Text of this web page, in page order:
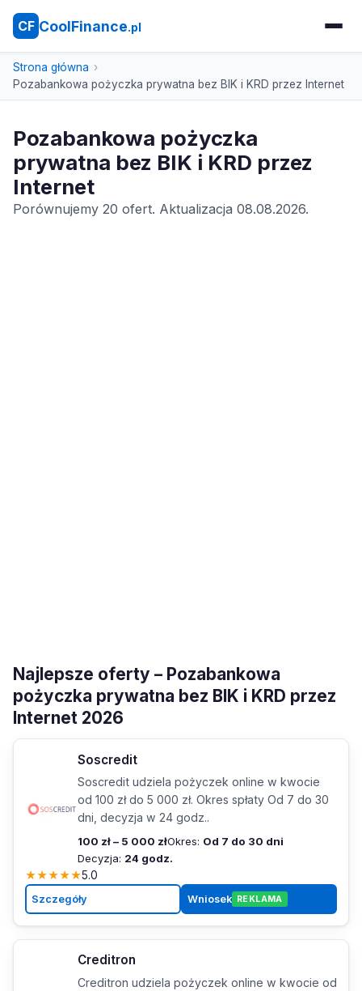
CF CoolFinance.pl
Strona główna
Pozabankowa pożyczka prywatna bez BIK i KRD przez Internet
Pozabankowa pożyczka
prywatna bez BIK i KRD przez
Internet
Porównujemy 20 ofert. Aktualizacja 08.08.2026.
Najlepsze oferty – Pozabankowa
pożyczka prywatna bez BIK i KRD przez
Internet 2026
Soscredit
Soscredit udziela pożyczek online w kwocie
od 100 zł do 5 000 zł. Okres spłaty Od 7 do 30
dni, decyzja w 24 godz..
100 zł – 5 000 złOkres: Od 7 do 30 dni
Decyzja: 24 godz.
★★★★★5.0
Szczegóły Wniosek REKLAMA
Creditron
Creditron udziela pożyczek online w kwocie od